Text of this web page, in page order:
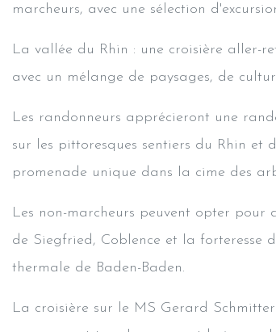
marcheurs, avec une sélection
La vallée du Rhin : une croisière aller-
avec un mélange de paysages, de
Les randonneurs apprécieront une
sur les pittoresques sentiers du Rhin et
promenade unique dans la cime des
Les non-marcheurs peuvent opter pour
de Siegfried, Coblence et la forteresse
thermale de Baden-Baden.
La croisière sur le MS Gerard